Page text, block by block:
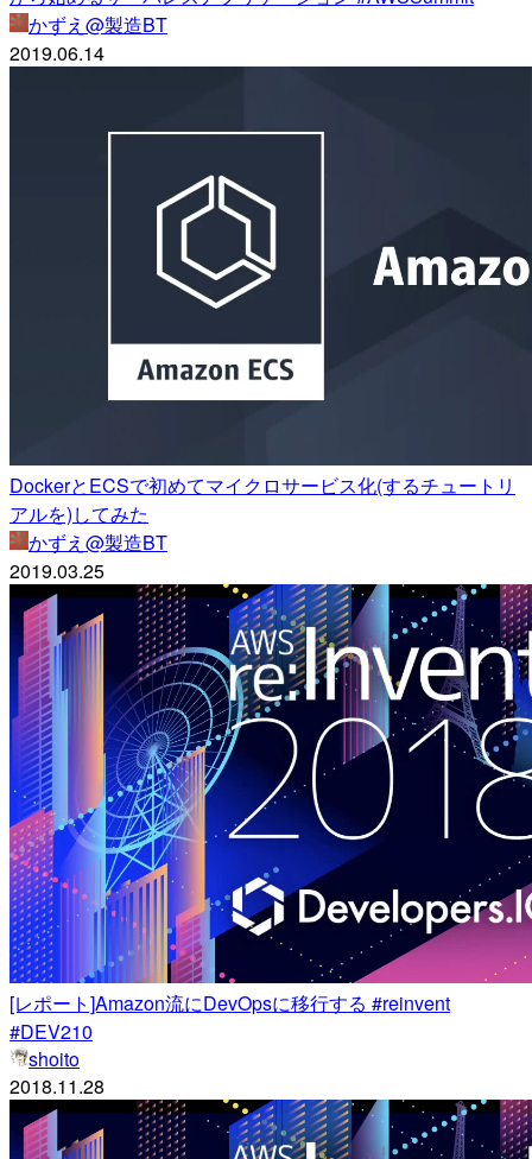
かずえ@製造BT
2019.06.14
DockerとECSで初めてマイクロサービス化(するチュートリ
アルを)してみた
かずえ@製造BT
2019.03.25
[レポート]Amazon流にDevOpsに移行する #reinvent
#DEV210
shoito
2018.11.28